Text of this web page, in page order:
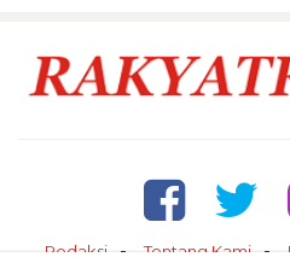
Redaksi Tentang Kami